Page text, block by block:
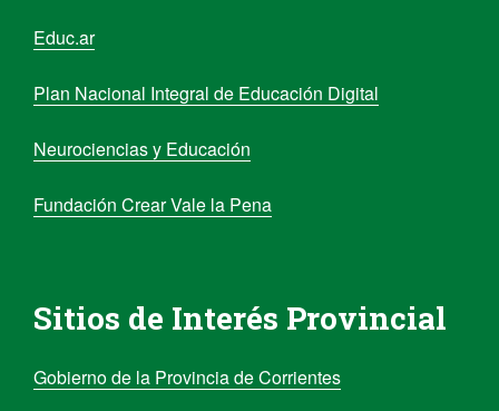
Educ.ar
Plan Nacional Integral de Educación Digital
Neurociencias y Educación
Fundación Crear Vale la Pena
Sitios de Interés Provincial
Gobierno de la Provincia de Corrientes